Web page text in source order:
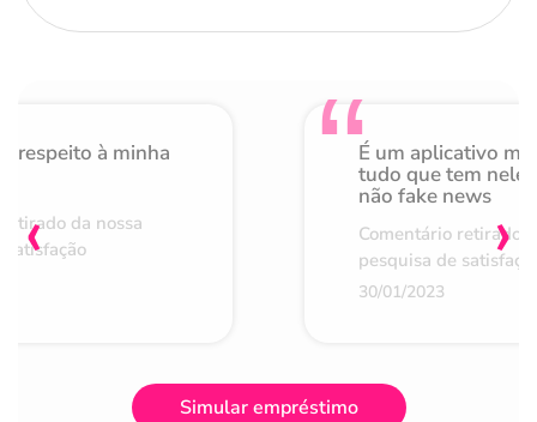
respeito à minha
da nossa
É um aplicativo
tudo que tem nele
não fake news
Comentário retirado
pesquisa de
30/01/2023
‹ ›
Simular empréstimo